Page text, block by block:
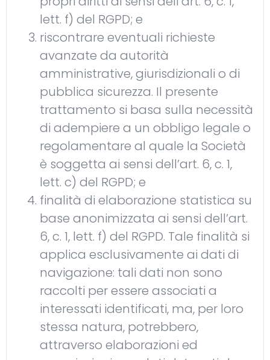
lett. f) del RGPD; e
riscontrare eventuali richieste
avanzate da autorità
amministrative, giurisdizionali o di
pubblica sicurezza. Il presente
trattamento si basa sulla necessità
di adempiere a un obbligo legale o
regolamentare al quale la Società
è soggetta ai sensi dell’art. 6, c. 1,
lett. c) del RGPD; e
finalità di elaborazione statistica su
base anonimizzata ai sensi dell’art.
6, c. 1, lett. f) del RGPD. Tale finalità si
applica esclusivamente ai dati di
navigazione: tali dati non sono
raccolti per essere associati a
interessati identificati, ma, per loro
stessa natura, potrebbero,
attraverso elaborazioni ed